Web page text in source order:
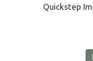
Quickstep